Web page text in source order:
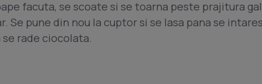
facuta, se scoate si se toarna peste prajitura
Se pune din nou la cuptor si se lasa pana se
se rade ciocolata.